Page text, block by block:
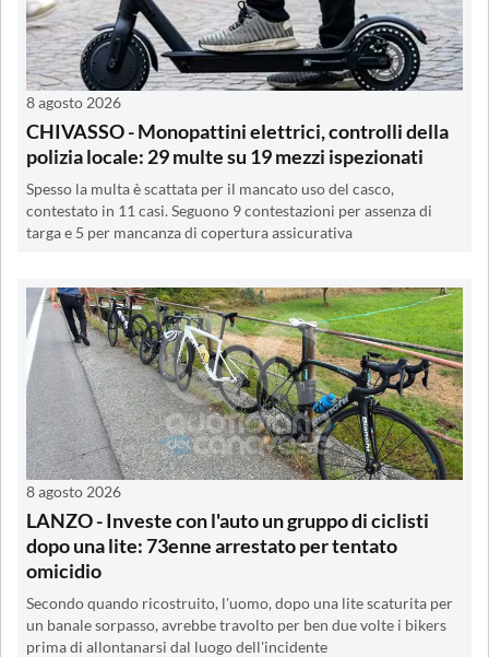
8 agosto 2026
CHIVASSO - Monopattini elettrici, controlli della
polizia locale: 29 multe su 19 mezzi ispezionati
Spesso la multa è scattata per il mancato uso del casco,
contestato in 11 casi. Seguono 9 contestazioni per assenza di
targa e 5 per mancanza di copertura assicurativa
8 agosto 2026
LANZO - Investe con l'auto un gruppo di ciclisti
dopo una lite: 73enne arrestato per tentato
omicidio
Secondo quando ricostruito, l'uomo, dopo una lite scaturita per
un banale sorpasso, avrebbe travolto per ben due volte i bikers
prima di allontanarsi dal luogo dell'incidente